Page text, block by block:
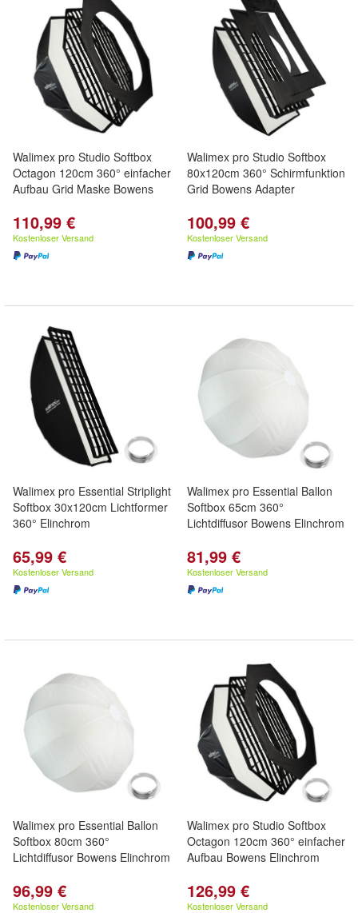
Walimex pro Studio Softbox
Octagon 120cm 360° einfacher
Aufbau Grid Maske Bowens
110,99 €
Kostenloser Versand
Walimex pro Studio Softbox
80x120cm 360° Schirmfunktion
Grid Bowens Adapter
100,99 €
Kostenloser Versand
Walimex pro Essential Striplight
Softbox 30x120cm Lichtformer
360° Elinchrom
65,99 €
Kostenloser Versand
Walimex pro Essential Ballon
Softbox 65cm 360°
Lichtdiffusor Bowens Elinchrom
81,99 €
Kostenloser Versand
Walimex pro Essential Ballon
Softbox 80cm 360°
Lichtdiffusor Bowens Elinchrom
96,99 €
Kostenloser Versand
Walimex pro Studio Softbox
Octagon 120cm 360° einfacher
Aufbau Bowens Elinchrom
126,99 €
Kostenloser Versand